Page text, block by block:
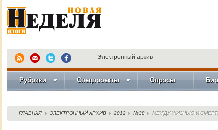
Электронный архив
Рубрики Спецпроекты Опросы
ГЛАВНАЯ ЭЛЕКТРОННЫЙ АРХИВ 2012 №38 МЕЖДУ ЖИЗНЬЮ И